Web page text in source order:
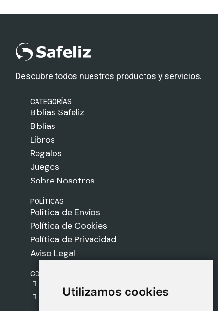
Utilizamos cookies
Utilizamos cookies
Descubre todos nuestros productos y servicios.
CATEGORÍAS
Biblias Safeliz
Biblias
Libros
Regalos
Juegos
Sobre Nosotros
POLÍTICAS
Política de Envíos
Política de Cookies
Política de Privacidad
Aviso Legal
CONTACTO
C. del Pradillo, 6, 28770 Colmenar Viejo,